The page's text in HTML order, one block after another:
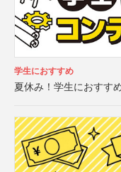
学生におすすめ
夏休み！学生におすす